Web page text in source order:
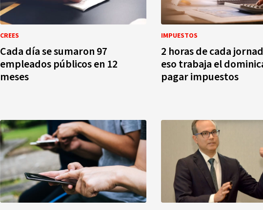
CREES
Cada día se sumaron 97
empleados públicos en 12
meses
IMPUESTOS
2 horas de cada
eso trabaja el
pagar impuestos